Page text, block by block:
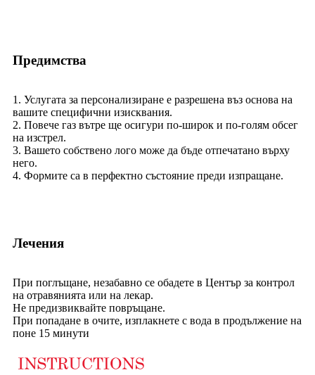
Предимства
1. Услугата за персонализиране е разрешена въз основа на
вашите специфични изисквания.
2. Повече газ вътре ще осигури по-широк и по-голям обсег
на изстрел.
3. Вашето собствено лого може да бъде отпечатано върху
него.
4. Формите са в перфектно състояние преди изпращане.
Лечения
При поглъщане, незабавно се обадете в Център за контрол
на отравянията или на лекар.
Не предизвиквайте повръщане.
При попадане в очите, изплакнете с вода в продължение на
поне 15 минути